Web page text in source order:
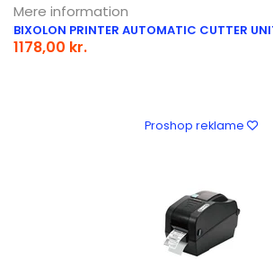
Mere information
BIXOLON PRINTER AUTOMATIC CUTTER
1178,00 kr.
Proshop reklame